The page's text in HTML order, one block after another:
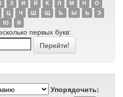
З И Й К Л М Н
О
Ц Ч Ш Щ Ъ Ы Ь
Э
Ю
Я
первых букв:
Упорядочить: